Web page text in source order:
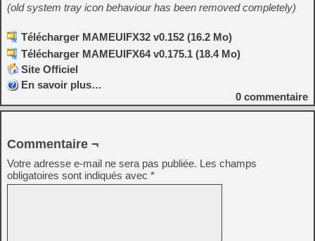
(old system tray icon behaviour has been removed completely)
Télécharger MAMEUIFX32 v0.152 (16.2 Mo)
Télécharger MAMEUIFX64 v0.175.1 (18.4 Mo)
Site Officiel
En savoir plus…
0 commentaire
Commentaire ¬
Votre adresse e-mail ne sera pas publiée. Les champs
obligatoires sont indiqués avec *